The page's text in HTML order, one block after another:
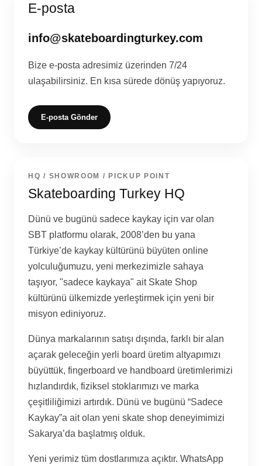
E-posta
info@skateboardingturkey.com
Bize e-posta adresimiz üzerinden 7/24
ulaşabilirsiniz. En kısa sürede dönüş yapıyoruz.
E-posta Gönder
HQ / SHOWROOM / PICKUP POINT
Skateboarding Turkey HQ
Dünü ve bugünü sadece kaykay için var olan
SBT platformu olarak, 2008’den bu yana
Türkiye’de kaykay kültürünü büyüten online
yolculuğumuzu, yeni merkezimizle sahaya
taşıyor, "sadece kaykaya" ait Skate Shop
kültürünü ülkemizde yerleştirmek için yeni bir
misyon ediniyoruz.
Dünya markalarının satışı dışında, farklı bir alan
açarak geleceğin yerli board üretim altyapımızı
büyüttük, fingerboard ve handboard üretimlerimizi
hızlandırdık, fiziksel stoklarımızı ve marka
çeşitliliğimizi artırdık. Dünü ve bugünü “Sadece
Kaykay”a ait olan yeni skate shop deneyimimizi
Sakarya’da başlatmış olduk.
Yeni yerimiz tüm dostlarımıza açıktır. WhatsApp